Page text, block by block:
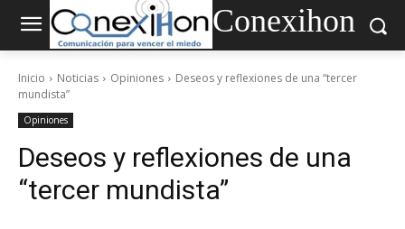
Conexihon
Inicio Noticias Opiniones
Deseos y reflexiones de una “tercer
mundista”
Opiniones
Deseos y reflexiones de una
“tercer mundista”